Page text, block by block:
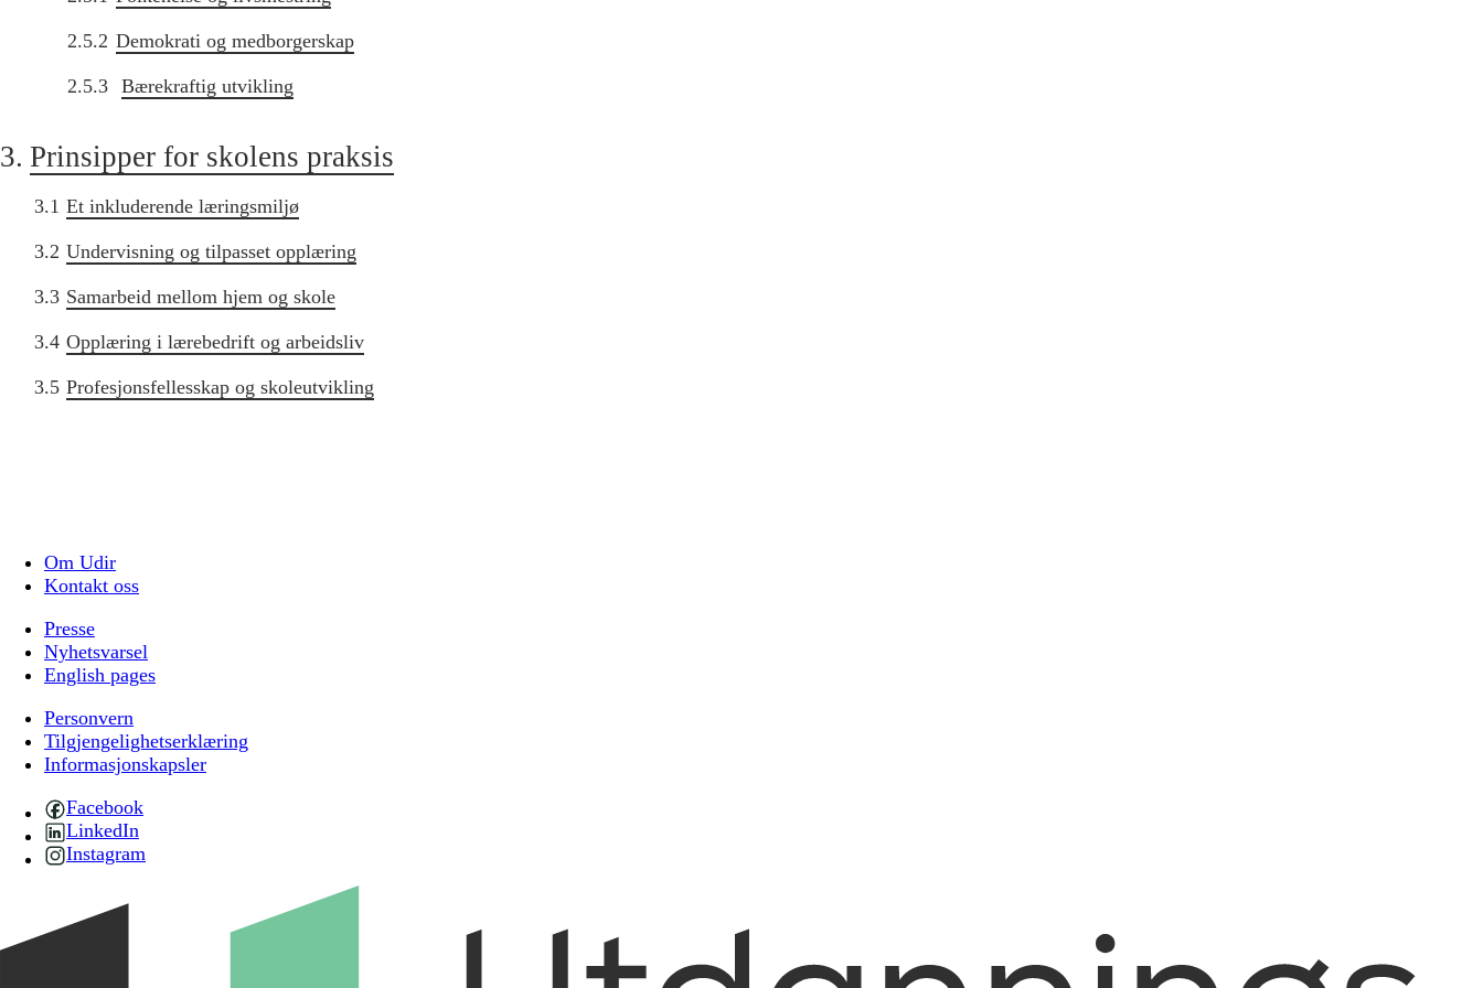
2.5.2 Demokrati og medborgerskap
2.5.3 Bærekraftig utvikling
3. Prinsipper for skolens praksis
3.1 Et inkluderende læringsmiljø
3.2 Undervisning og tilpasset opplæring
3.3 Samarbeid mellom hjem og skole
3.4 Opplæring i lærebedrift og arbeidsliv
3.5 Profesjonsfellesskap og skoleutvikling
Om Udir
Kontakt oss
Presse
Nyhetsvarsel
English pages
Personvern
Tilgjengelighetserklæring
Informasjonskapsler
Facebook
LinkedIn
Instagram